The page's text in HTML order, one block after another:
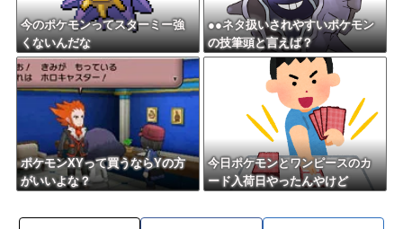
今のポケモンってスターミー強
くないんだな
●●ネタ扱いされやすいポケモン
の技筆頭と言えば？
ポケモンXYって買うならYの方
がいいよな？
今日ポケモンとワンピースのカ
ード入荷日やったんやけど